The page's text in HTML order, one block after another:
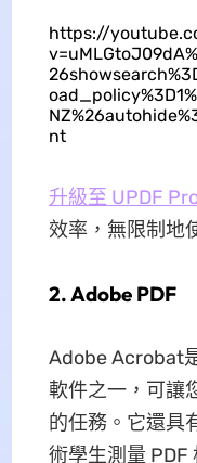
https://
nt
升級至 UPDF
效率，無限制地
2. Adob​​e PDF
Adobe Acrobat
軟件之一，可讓
的任務。它還具
術學生測量 PDF